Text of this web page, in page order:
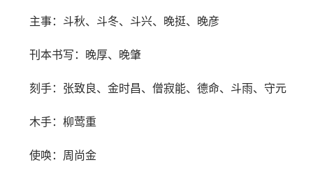
主事：斗秋、斗冬、斗兴、晚挺、晚彦
刊本书写：晚厚、晚肇
刻手：张致良、金时昌、僧寂能、德命、斗雨、守元
木手：柳莺重
使唤：周尚金